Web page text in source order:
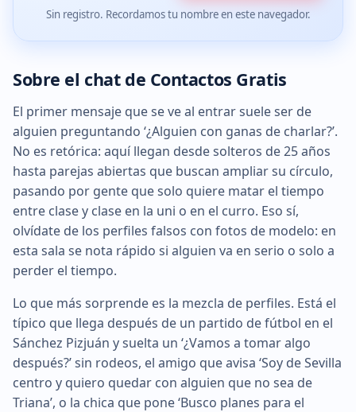
Sin registro. Recordamos tu nombre en este navegador.
Sobre el chat de Contactos Gratis
El primer mensaje que se ve al entrar suele ser de
alguien preguntando ‘¿Alguien con ganas de charlar?’.
No es retórica: aquí llegan desde solteros de 25 años
hasta parejas abiertas que buscan ampliar su círculo,
pasando por gente que solo quiere matar el tiempo
entre clase y clase en la uni o en el curro. Eso sí,
olvídate de los perfiles falsos con fotos de modelo: en
esta sala se nota rápido si alguien va en serio o solo a
perder el tiempo.
Lo que más sorprende es la mezcla de perfiles. Está el
típico que llega después de un partido de fútbol en el
Sánchez Pizjuán y suelta un ‘¿Vamos a tomar algo
después?’ sin rodeos, el amigo que avisa ‘Soy de Sevilla
centro y quiero quedar con alguien que no sea de
Triana’, o la chica que pone ‘Busco planes para el